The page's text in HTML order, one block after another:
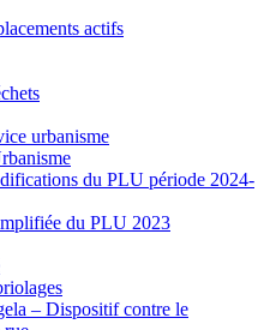
actifs
urbanisme
du PLU période 2024-
du PLU 2023
– Dispositif contre le